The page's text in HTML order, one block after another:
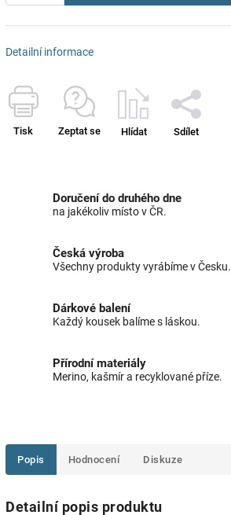
Detailní informace
Tisk Zeptat se Hlídat Sdílet
Doručení do druhého dne
na jakékoliv místo v ČR.
Česká výroba
Všechny produkty vyrábíme v Česku.
Dárkové balení
Každý kousek balíme s láskou.
Přírodní materiály
Merino, kašmír a recyklované příze.
Popis Hodnocení Diskuze
Detailní popis produktu